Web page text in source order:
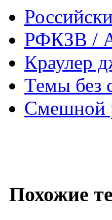
РФКЗВ /
Краулер
Темы без
Смешной
Похожие